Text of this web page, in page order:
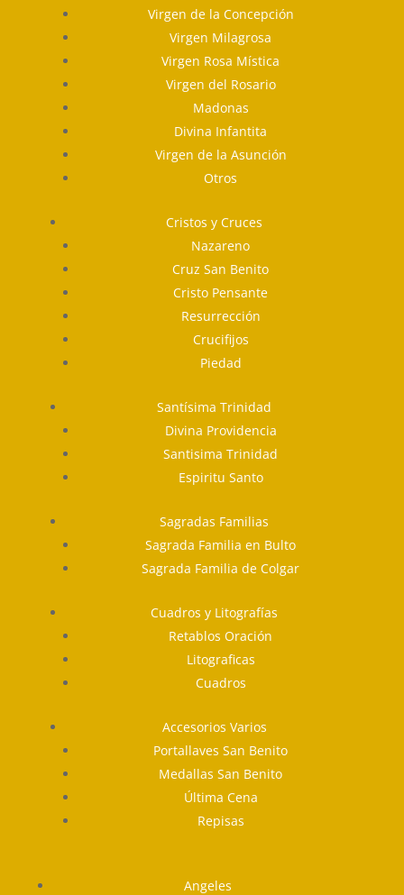
Virgen de la Concepción
Virgen Milagrosa
Virgen Rosa Mística
Virgen del Rosario
Madonas
Divina Infantita
Virgen de la Asunción
Otros
Cristos y Cruces
Nazareno
Cruz San Benito
Cristo Pensante
Resurrección
Crucifijos
Piedad
Santísima Trinidad
Divina Providencia
Santisima Trinidad
Espiritu Santo
Sagradas Familias
Sagrada Familia en Bulto
Sagrada Familia de Colgar
Cuadros y Litografías
Retablos Oración
Litograficas
Cuadros
Accesorios Varios
Portallaves San Benito
Medallas San Benito
Última Cena
Repisas
Angeles